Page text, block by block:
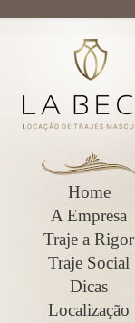
Home
A Empresa
Traje a Rigor
Traje Social
Dicas
Localização